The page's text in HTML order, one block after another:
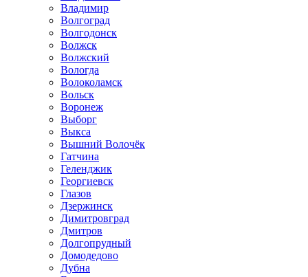
Владимир
Волгоград
Волгодонск
Волжск
Волжский
Вологда
Волоколамск
Вольск
Воронеж
Выборг
Выкса
Вышний Волочёк
Гатчина
Геленджик
Георгиевск
Глазов
Дзержинск
Димитровград
Дмитров
Долгопрудный
Домодедово
Дубна